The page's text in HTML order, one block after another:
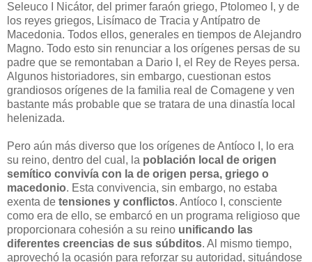
Seleuco I Nicátor, del primer faraón griego, Ptolomeo I, y de
los reyes griegos, Lisímaco de Tracia y Antípatro de
Macedonia. Todos ellos, generales en tiempos de Alejandro
Magno. Todo esto sin renunciar a los orígenes persas de su
padre que se remontaban a Dario I, el Rey de Reyes persa.
Algunos historiadores, sin embargo, cuestionan estos
grandiosos orígenes de la familia real de Comagene y ven
bastante más probable que se tratara de una dinastía local
helenizada.
Pero aún más diverso que los orígenes de Antíoco I, lo era
su reino, dentro del cual, la población local de origen
semítico convivía con la de origen persa, griego o
macedonio. Esta convivencia, sin embargo, no estaba
exenta de tensiones y conflictos. Antíoco I, consciente
como era de ello, se embarcó en un programa religioso que
proporcionara cohesión a su reino unificando las
diferentes creencias de sus súbditos. Al mismo tiempo,
aprovechó la ocasión para reforzar su autoridad, situándose